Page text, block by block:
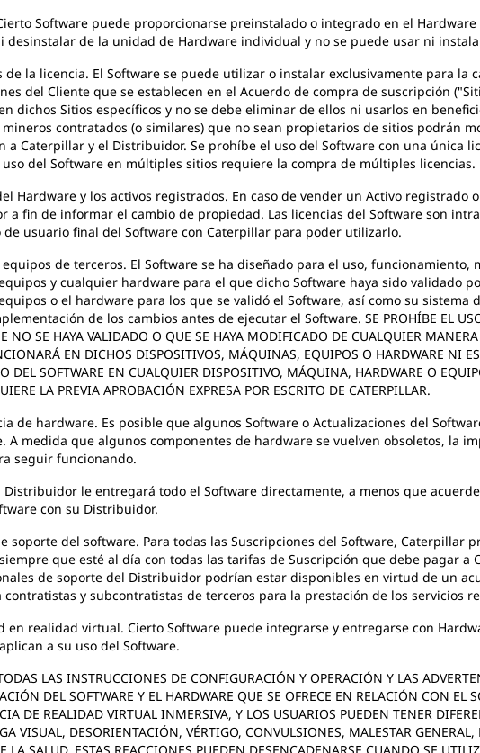
Software puede proporcionarse preinstalado o integrado en el
desinstalar de la unidad de Hardware individual y no se puede usar ni
de la licencia. El Software se puede utilizar o instalar exclusivamente para
del Cliente que se establecen en el Acuerdo de compra de suscripción
dichos Sitios específicos y no se debe eliminar de ellos ni usarlos en
mineros contratados (o similares) que no sean propietarios de sitios podrán
a Caterpillar y el Distribuidor. Se prohíbe el uso del Software con una única
del Software en múltiples sitios requiere la compra de múltiples licencias.
Hardware y los activos registrados. En caso de vender un Activo
a fin de informar el cambio de propiedad. Las licencias del Software son
de usuario final del Software con Caterpillar para poder utilizarlo.
de terceros. El Software se ha diseñado para el uso,
y cualquier hardware para el que dicho Software haya sido validado
o el hardware para los que se validó el Software, así como su
de los cambios antes de ejecutar el Software. SE PROHÍBE EL USO
NO SE HAYA VALIDADO O QUE SE HAYA MODIFICADO DE CUALQUIER
EN DICHOS DISPOSITIVOS, MÁQUINAS, EQUIPOS O HARDWARE NI
DEL SOFTWARE EN CUALQUIER DISPOSITIVO, MÁQUINA, HARDWARE O
LA PREVIA APROBACIÓN EXPRESA POR ESCRITO DE CATERPILLAR.
de hardware. Es posible que algunos Software o Actualizaciones del
A medida que algunos componentes de hardware se vuelven obsoletos, la
seguir funcionando.
Distribuidor le entregará todo el Software directamente, a menos que
con su Distribuidor.
soporte del software. Para todas las Suscripciones del Software, Caterpillar
que esté al día con todas las tarifas de Suscripción que debe pagar
de soporte del Distribuidor podrían estar disponibles en virtud de un
contratistas y subcontratistas de terceros para la prestación de los servicios
en realidad virtual. Cierto Software puede integrarse y entregarse con
a su uso del Software.
LAS INSTRUCCIONES DE CONFIGURACIÓN Y OPERACIÓN Y LAS
DEL SOFTWARE Y EL HARDWARE QUE SE OFRECE EN RELACIÓN CON EL
DE REALIDAD VIRTUAL INMERSIVA, Y LOS USUARIOS PUEDEN TENER
VISUAL, DESORIENTACIÓN, VÉRTIGO, CONVULSIONES, MALESTAR